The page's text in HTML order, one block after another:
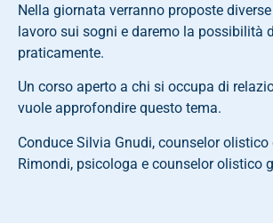
Nella giornata verranno proposte
lavoro sui sogni e daremo la possibilità
praticamente.
Un corso aperto a chi si occupa di
vuole approfondire questo tema.
Conduce Silvia Gnudi, counselor
Rimondi, psicologa e counselor olistico